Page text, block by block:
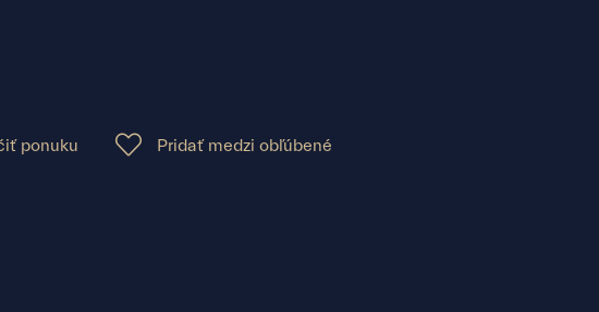
ponuku Pridať medzi obľúbené